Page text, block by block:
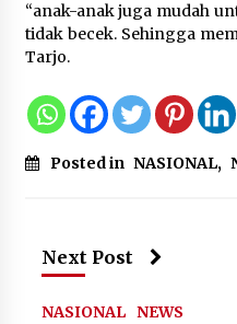
8
“anak-anak juga mudah
tidak becek. Sehingga
Tarjo.
Posted in NASIONAL,
Next Post
NASIONAL NEWS